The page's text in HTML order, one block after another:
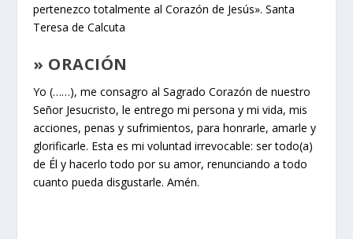
pertenezco totalmente al Corazón de Jesús». Santa
Teresa de Calcuta
» ORACIÓN
Yo (……), me consagro al Sagrado Corazón de nuestro
Señor Jesucristo, le entrego mi persona y mi vida, mis
acciones, penas y sufrimientos, para honrarle, amarle y
glorificarle. Esta es mi voluntad irrevocable: ser todo(a)
de Él y hacerlo todo por su amor, renunciando a todo
cuanto pueda disgustarle. Amén.